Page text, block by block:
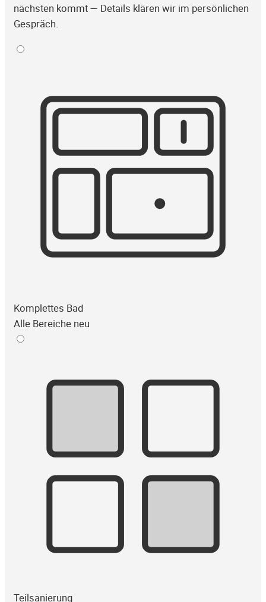
nächsten kommt — Details klären wir im persönlichen
Gespräch.
Komplettes Bad
Alle Bereiche neu
Teilsanierung